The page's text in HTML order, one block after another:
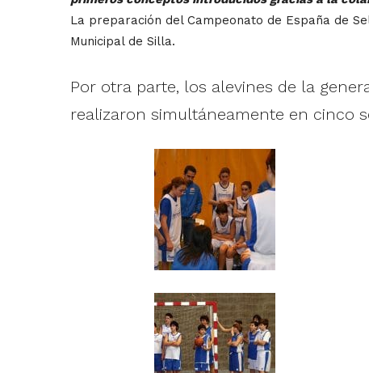
La preparación del Campeonato de España de
Municipal de Silla.
Por otra parte, los alevines de la
realizaron simultáneamente en cinco